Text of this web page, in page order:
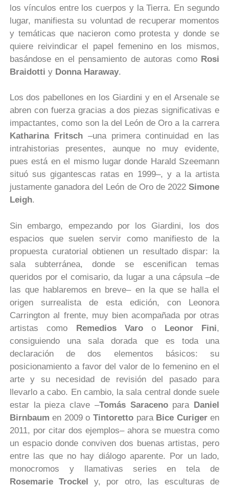
los vínculos entre los cuerpos y la Tierra. En segundo
lugar, manifiesta su voluntad de recuperar momentos
y temáticas que nacieron como protesta y donde se
quiere reivindicar el papel femenino en los mismos,
basándose en el pensamiento de autoras como Rosi
Braidotti y Donna Haraway.
Los dos pabellones en los Giardini y en el Arsenale se
abren con fuerza gracias a dos piezas significativas e
impactantes, como son la del León de Oro a la carrera
Katharina Fritsch –una primera continuidad en las
intrahistorias presentes, aunque no muy evidente,
pues está en el mismo lugar donde Harald Szeemann
situó sus gigantescas ratas en 1999–, y a la artista
justamente ganadora del León de Oro de 2022Simone
Leigh.
Sin embargo, empezando por los Giardini, los dos
espacios que suelen servir como manifiesto de la
propuesta curatorial obtienen un resultado dispar: la
sala subterránea, donde se escenifican temas
queridos por el comisario, da lugar a una cápsula –de
las que hablaremos en breve– en la que se halla el
origen surrealista de esta edición, con Leonora
Carrington al frente, muy bien acompañada por otras
artistas como Remedios Varo o Leonor Fini,
consiguiendo una sala dorada que es toda una
declaración de dos elementos básicos: su
posicionamiento a favor del valor de lo femenino en el
arte y su necesidad de revisión del pasado para
llevarlo a cabo. En cambio, la sala central donde suele
estar la pieza clave –Tomás Saracenopara Daniel
Birnbaum en 2009 o Tintoretto para Bice Curigeren
2011, por citar dos ejemplos– ahora se muestra como
un espacio donde conviven dos buenas artistas, pero
entre las que no hay diálogo aparente. Por un lado,
monocromos y llamativas series en tela de
Rosemarie Trockel y, por otro, las esculturas de